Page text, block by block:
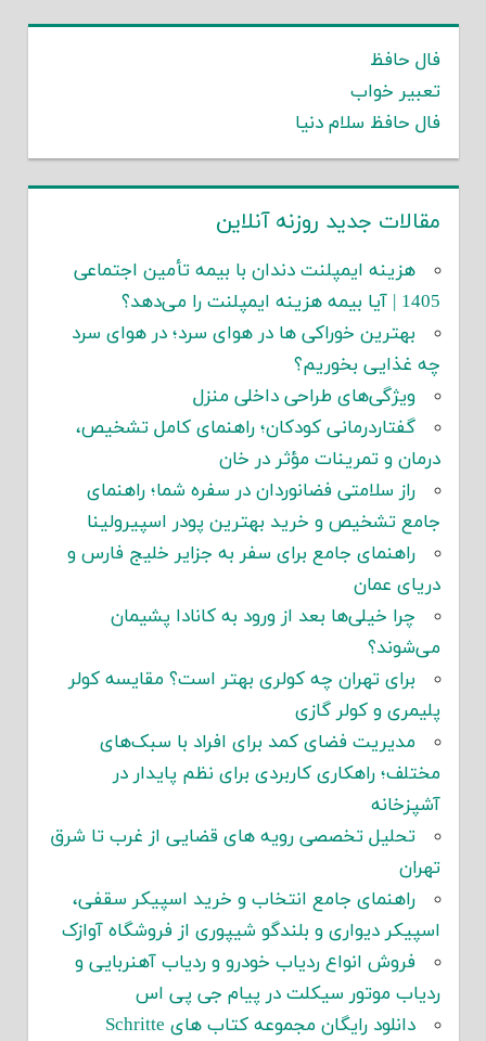
خواب
سلام دنیا
جدید روزنه آنلاین
ایمپلنت دندان با بیمه تأمین اجتماعی
خوراکی ها در هوای سرد؛ در هوای سرد
بخوریم؟
طراحی داخلی منزل
کودکان؛ راهنمای کامل تشخیص،
و تمرینات مؤثر در خان
سلامتی فضانوردان در سفره شما؛ راهنمای
تشخیص و خرید بهترین پودر اسپیرولینا
جامع برای سفر به جزایر خلیج فارس و
عمان
خیلی‌ها بعد از ورود به کانادا پشیمان
تهران چه کولری بهتر است؟ مقایسه کولر
و کولر گازی
فضای کمد برای افراد با سبک‌های
راهکاری کاربردی برای نظم پایدار در
تخصصی رویه های قضایی از غرب تا شرق
جامع انتخاب و خرید اسپیکر سقفی،
دیواری و بلندگو شیپوری از فروشگاه آوازک
انواع ردیاب خودرو و ردیاب آهنربایی و
موتور سیکلت در پیام جی پی اس
دانلود رایگان مجموعه کتاب های Schritte